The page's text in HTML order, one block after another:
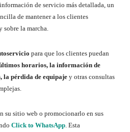
de servicio más detallada, un
de mantener a los clientes
la marcha.
para que los clientes puedan
horarios, la información de
la pérdida de equipaje y otras consultas
su sitio web o promocionarlo en sus
Click to WhatsApp . Esta